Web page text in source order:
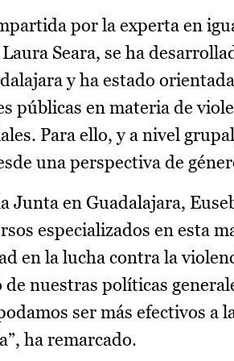
por la experta en
Seara, se ha
y ha estado
públicas en materia de
Para ello, y a nivel
una perspectiva de
Junta en Guadalajara,
especializados en esta
en la lucha contra la
nuestras políticas
ser más efectivos
ha remarcado.